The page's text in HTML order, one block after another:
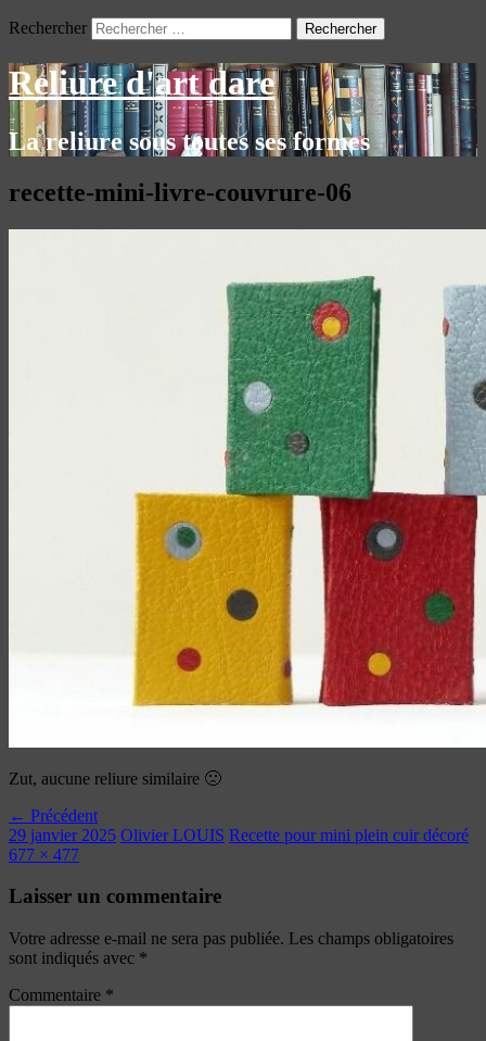
Rechercher
Reliure d'art dare
La reliure sous toutes ses formes
recette-mini-livre-couvrure-06
Zut, aucune reliure similaire 🙁
← Précédent
29 janvier 2025 Olivier LOUIS Recette pour mini plein cuir décoré
677 × 477
Laisser un commentaire
Votre adresse e-mail ne sera pas publiée. Les champs obligatoires
sont indiqués avec *
Commentaire *